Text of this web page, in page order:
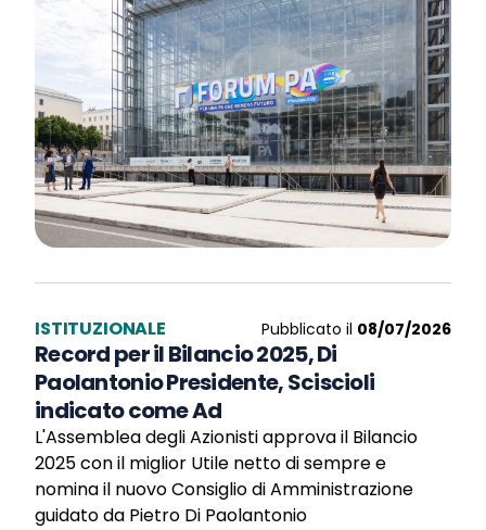
ISTITUZIONALE Pubblicato il 08/07/2026
Record per il Bilancio 2025, Di
Paolantonio Presidente, Sciscioli
indicato come Ad
L'Assemblea degli Azionisti approva il Bilancio
2025 con il miglior Utile netto di sempre e
nomina il nuovo Consiglio di Amministrazione
guidato da Pietro Di Paolantonio